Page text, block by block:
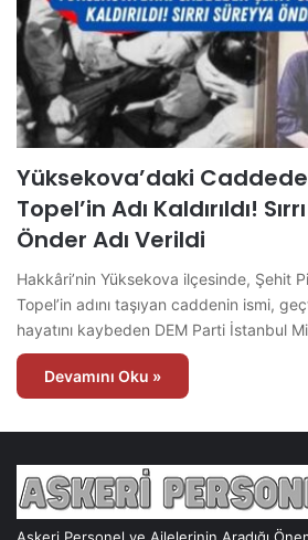
Yüksekova’daki
Topel’in Adı Kaldırıldı!
Önder Adı Verildi
Hakkâri’nin Yüksekova ilçesinde, Şehit
Topel’in adını taşıyan caddenin ismi,
hayatını kaybeden DEM Parti İstanbul
Devamını Oku »
Askeri Personel ve Ailelerinin Aradığı